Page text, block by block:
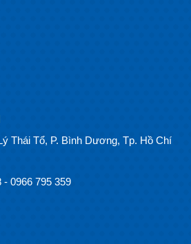
Thái Tổ, P. Bình Dương, Tp. Hồ Chí
- 0966 795 359